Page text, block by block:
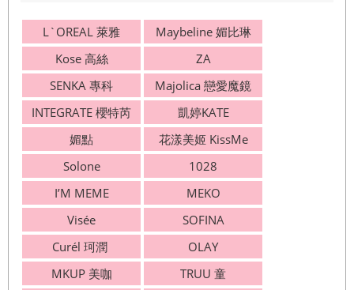
L`OREAL 萊雅
Maybeline 媚比琳
Kose 高絲
ZA
SENKA 專科
Majolica 戀愛魔鏡
INTEGRATE 櫻特芮
凱婷KATE
媚點
花漾美姬 KissMe
Solone
1028
I’M MEME
MEKO
Visée
SOFINA
Curél 珂潤
OLAY
MKUP 美咖
TRUU 童